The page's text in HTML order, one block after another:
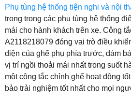
Phụ tùng hệ thống tiện nghi và nội
trọng trong các phụ tùng hệ thống
mái cho hành khách trên xe. Công
A2118218079 đóng vai trò điều
điện của ghế phụ phía trước, đảm
vị trí ngồi thoải mái nhất trong suốt
một công tắc chỉnh ghế hoạt động
bảo trải nghiệm tốt nhất cho mọi